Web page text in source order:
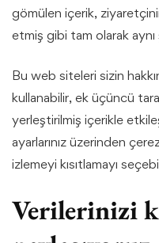
gömülen içerik,
etmiş gibi tam olarak aynı
Bu web siteleri sizin
kullanabilir, ek üçüncü
yerleştirilmiş içerikle
ayarlarınız üzerinden
izlemeyi kısıtlamayı
Verilerinizi